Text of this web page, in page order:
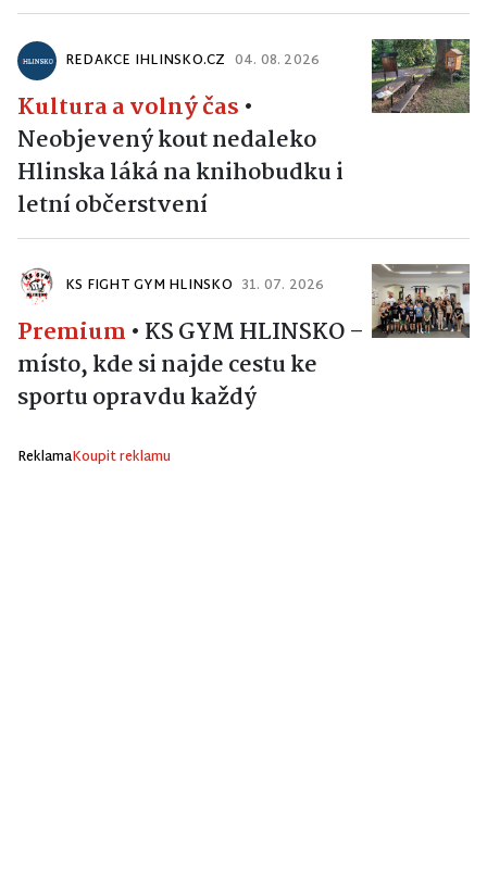
REDAKCE IHLINSKO.CZ 04. 08. 2026
Kultura a volný čas •
Neobjevený kout nedaleko
Hlinska láká na knihobudku i
letní občerstvení
KS FIGHT GYM HLINSKO 31. 07. 2026
Premium • KS GYM HLINSKO –
místo, kde si najde cestu ke
sportu opravdu každý
ReklamaKoupit reklamu